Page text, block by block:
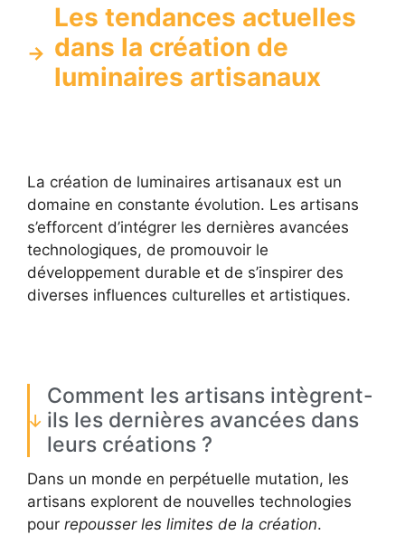
Les tendances actuelles
dans la création de
luminaires artisanaux
La création de luminaires artisanaux est un
domaine en constante évolution. Les artisans
s’efforcent d’intégrer les dernières avancées
technologiques, de promouvoir le
développement durable et de s’inspirer des
diverses influences culturelles et artistiques.
Comment les artisans intègrent-
ils les dernières avancées dans
leurs créations ?
Dans un monde en perpétuelle mutation, les
artisans explorent de nouvelles technologies
pour repousser les limites de la création.